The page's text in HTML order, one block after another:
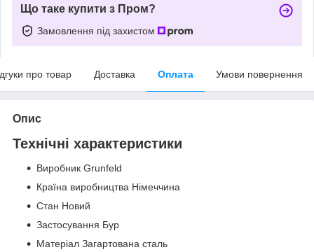
Що таке купити з Пром?
Замовлення під захистом
про товар Доставка Оплата Умови повернення
Опис
Технічні характеристики
Виробник Grunfeld
Країна виробництва Німеччина
Стан Новий
Застосування Бур
Матеріал Загартована сталь